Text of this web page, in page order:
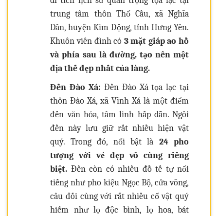
trung tâm thôn Thổ Cầu, xã Nghĩa
Dân, huyện Kim Động, tỉnh Hưng Yên.
Khuôn viên đình có 3 mặt giáp ao hồ
và phía sau là đường, tạo nên một
địa thế đẹp nhất của làng.
Đền Đào Xá: Đền Đào Xá tọa lạc tại
thôn Đào Xá, xã Vĩnh Xá là một điểm
đến văn hóa, tâm linh hấp dẫn. Ngôi
đền này lưu giữ rất nhiều hiện vật
quý. Trong đó, nổi bật là 24 pho
tượng với vẻ đẹp vô cùng riêng
biệt. Đền còn có nhiều đồ tế tự nổi
tiếng như pho kiệu Ngọc Bộ, cửa võng,
câu đối cùng với rất nhiều cổ vật quý
hiếm như lọ độc bình, lọ hoa, bát